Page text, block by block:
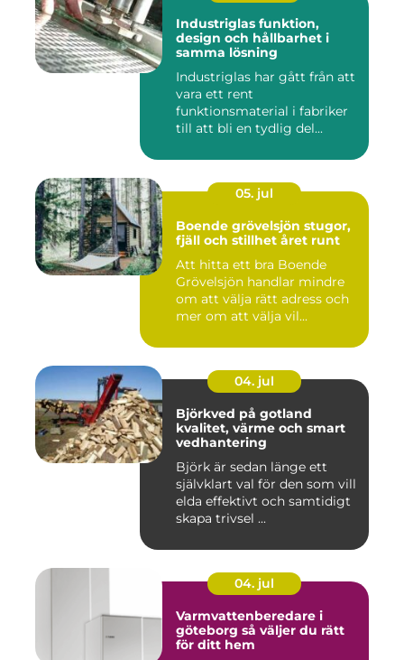
Industriglas funktion,
design och hållbarhet i
samma lösning
Industriglas har gått från att
vara ett rent
funktionsmaterial i fabriker
till att bli en tydlig del...
05. jul
Boende grövelsjön stugor,
fjäll och stillhet året runt
Att hitta ett bra Boende
Grövelsjön handlar mindre
om att välja rätt adress och
mer om att välja vil...
04. jul
Björkved på gotland
kvalitet, värme och smart
vedhantering
Björk är sedan länge ett
självklart val för den som vill
elda effektivt och samtidigt
skapa trivsel ...
04. jul
Varmvattenberedare i
göteborg så väljer du rätt
för ditt hem